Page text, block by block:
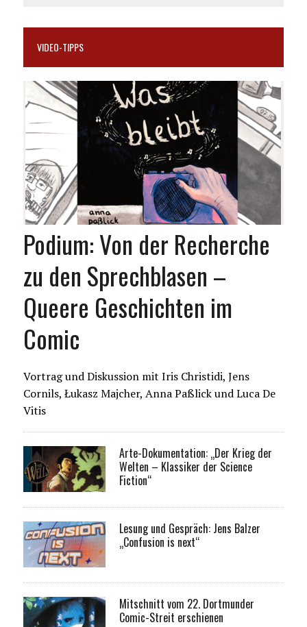
VIDEO-TIPPS
Podium: Von der Recherche
zu den Sprechblasen –
Queere Geschichten im
Comic
Vortrag und Diskussion mit Iris Christidi, Jens
Cornils, Łukasz Majcher, Anna Paßlick und Luca De
Vitis
Arte-Dokumentation: „Der Krieg der
Welten – Klassiker der Science
Fiction“
Lesung und Gespräch: Jens Balzer
„Confusion is next“
Mitschnitt vom 22. Dortmunder
Comic-Streit erschienen